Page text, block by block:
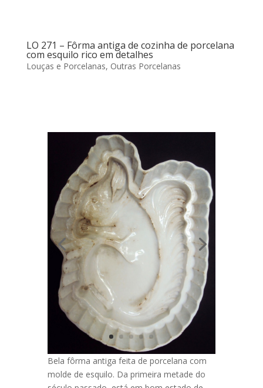
LO 271 – Fôrma antiga de cozinha de porcelana
com esquilo rico em detalhes
Louças e Porcelanas, Outras Porcelanas
Bela fôrma antiga feita de porcelana com
molde de esquilo. Da primeira metade do